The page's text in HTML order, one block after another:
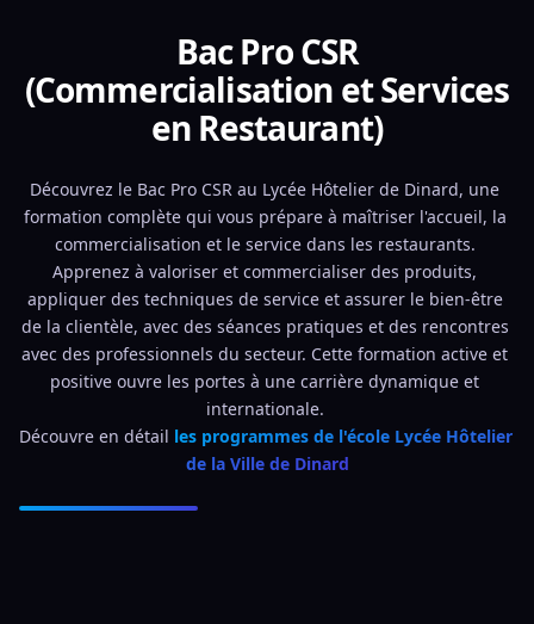
Bac Pro CSR
(Commercialisation et Services
en Restaurant)
Découvrez le Bac Pro CSR au Lycée Hôtelier de Dinard, une
formation complète qui vous prépare à maîtriser l'accueil, la
commercialisation et le service dans les restaurants.
Apprenez à valoriser et commercialiser des produits,
appliquer des techniques de service et assurer le bien-être
de la clientèle, avec des séances pratiques et des rencontres
avec des professionnels du secteur. Cette formation active et
positive ouvre les portes à une carrière dynamique et
internationale.
Découvre en détail les programmes de l'école Lycée Hôtelier
de la Ville de Dinard